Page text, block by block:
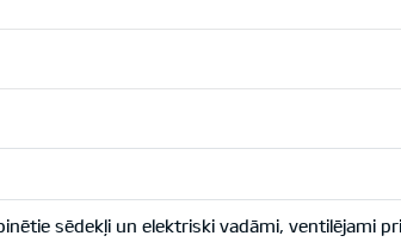
sēdekļi un elektriski vadāmi, ventilējami